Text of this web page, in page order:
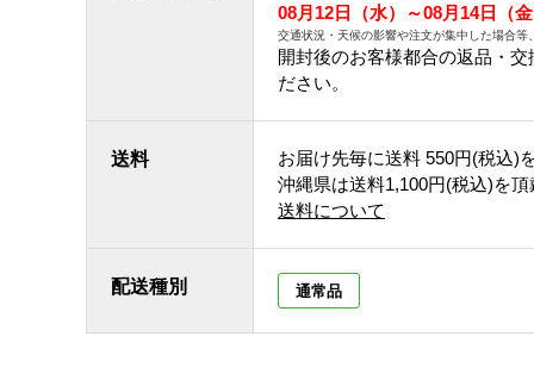
08月12日（水）～08月14日（
交通状況・天候の影響や注文が集中した場合
開封後のお客様都合の返品・
ださい。
送料 お届け先毎に送料 550円(税込)
沖縄県は送料1,100円(税込)を
送料について
配送種別 通常品